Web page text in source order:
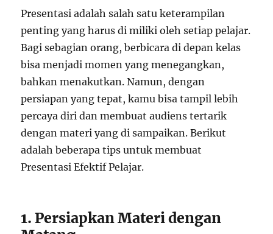
Presentasi adalah salah satu keterampilan
penting yang harus di miliki oleh setiap pelajar.
Bagi sebagian orang, berbicara di depan kelas
bisa menjadi momen yang menegangkan,
bahkan menakutkan. Namun, dengan
persiapan yang tepat, kamu bisa tampil lebih
percaya diri dan membuat audiens tertarik
dengan materi yang di sampaikan. Berikut
adalah beberapa tips untuk membuat
Presentasi Efektif Pelajar.
1. Persiapkan Materi dengan